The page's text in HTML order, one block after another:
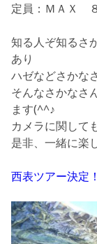
定員：ＭＡＸ
知る人ぞ知るさ
あり
ハゼなどさかな
そんなさかなさ
ます(^^♪
カメラに関して
是非、一緒に楽
西表ツアー決